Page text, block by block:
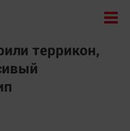
террикон,